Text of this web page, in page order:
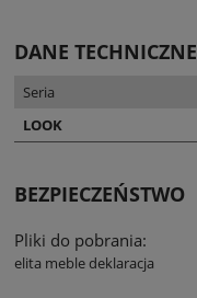
DANE TECHNICZNE
Seria
LOOK
BEZPIECZEŃSTWO
Pliki do pobrania:
elita meble deklaracja